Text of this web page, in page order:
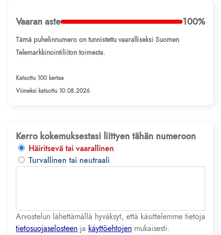
Vaaran aste 100%
Tämä puhelinnumero on tunnistettu vaaralliseksi Suomen
Telemarkkinointiliiton toimesta.
Katsottu 100 kertaa
Viimeksi katsottu 10.08.2026
Kerro kokemuksestasi liittyen tähän numeroon
Häiritsevä tai vaarallinen
Turvallinen tai neutraali
Arvostelun lähettämällä hyväksyt, että käsittelemme tietoja
tietosuojaselosteen ja käyttöehtojen mukaisesti.